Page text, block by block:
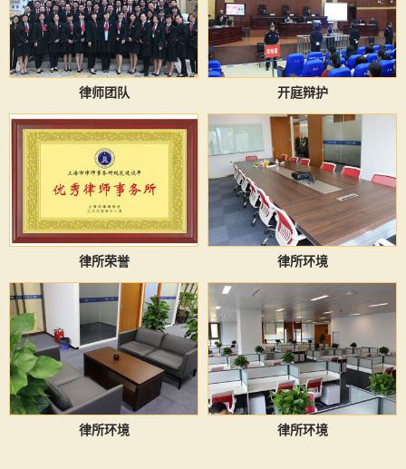
律师团队 开庭辩护
律所荣誉 律所环境
律所环境 律所环境